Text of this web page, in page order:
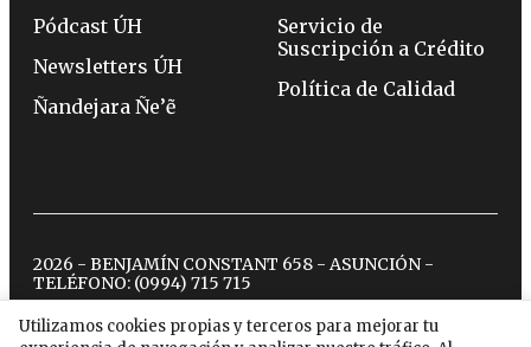
Utilizamos cookies propias y terceros para mejorar tu
Pódcast ÚH
Newsletters ÚH
Ñandejara Ñe’ẽ
Servicio de
Suscripción a Crédito
Política de Calidad
2026 - BENJAMÍN CONSTANT 658 - ASUNCIÓN -
TELÉFONO: (0994) 715 715